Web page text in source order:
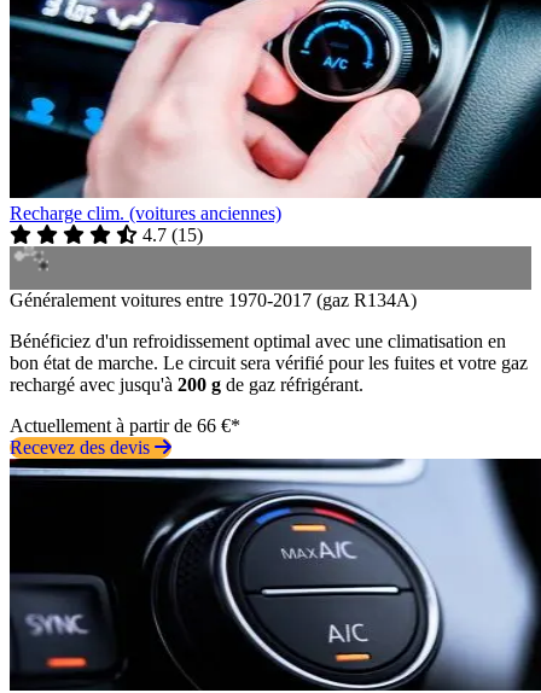
Recharge clim. (voitures anciennes)
4.7 (15)
Généralement voitures entre 1970-2017 (gaz R134A)
Bénéficiez d'un refroidissement optimal avec une climatisation en
bon état de marche. Le circuit sera vérifié pour les fuites et votre gaz
rechargé avec jusqu'à 200 g de gaz réfrigérant.
Actuellement à partir de 66 €*
Recevez des devis